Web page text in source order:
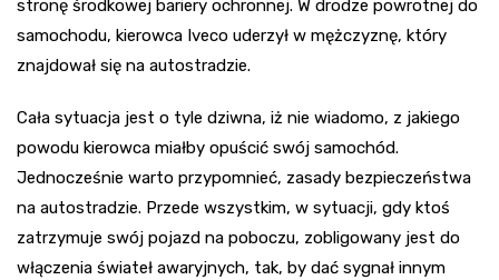
stronę środkowej bariery ochronnej. W drodze powrotnej do
samochodu, kierowca Iveco uderzył w mężczyznę, który
znajdował się na autostradzie.
Cała sytuacja jest o tyle dziwna, iż nie wiadomo, z jakiego
powodu kierowca miałby opuścić swój samochód.
Jednocześnie warto przypomnieć, zasady bezpieczeństwa
na autostradzie. Przede wszystkim, w sytuacji, gdy ktoś
zatrzymuje swój pojazd na poboczu, zobligowany jest do
włączenia świateł awaryjnych, tak, by dać sygnał innym